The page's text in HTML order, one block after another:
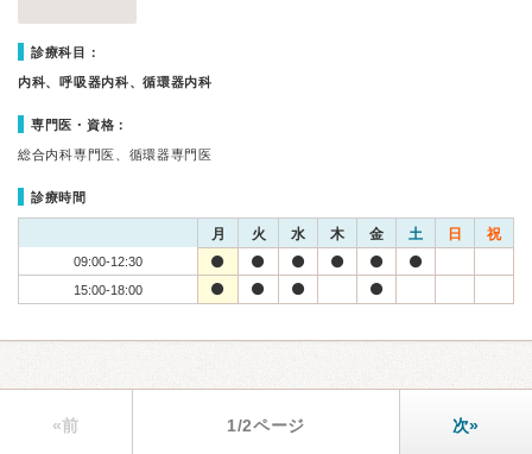
診療科目：
内科、呼吸器内科、循環器内科
専門医・資格：
総合内科専門医、循環器専門医
診療時間
月 火 水 木 金 土 日 祝
09:00-12:30
15:00-18:00
«前 1/2ページ 次»